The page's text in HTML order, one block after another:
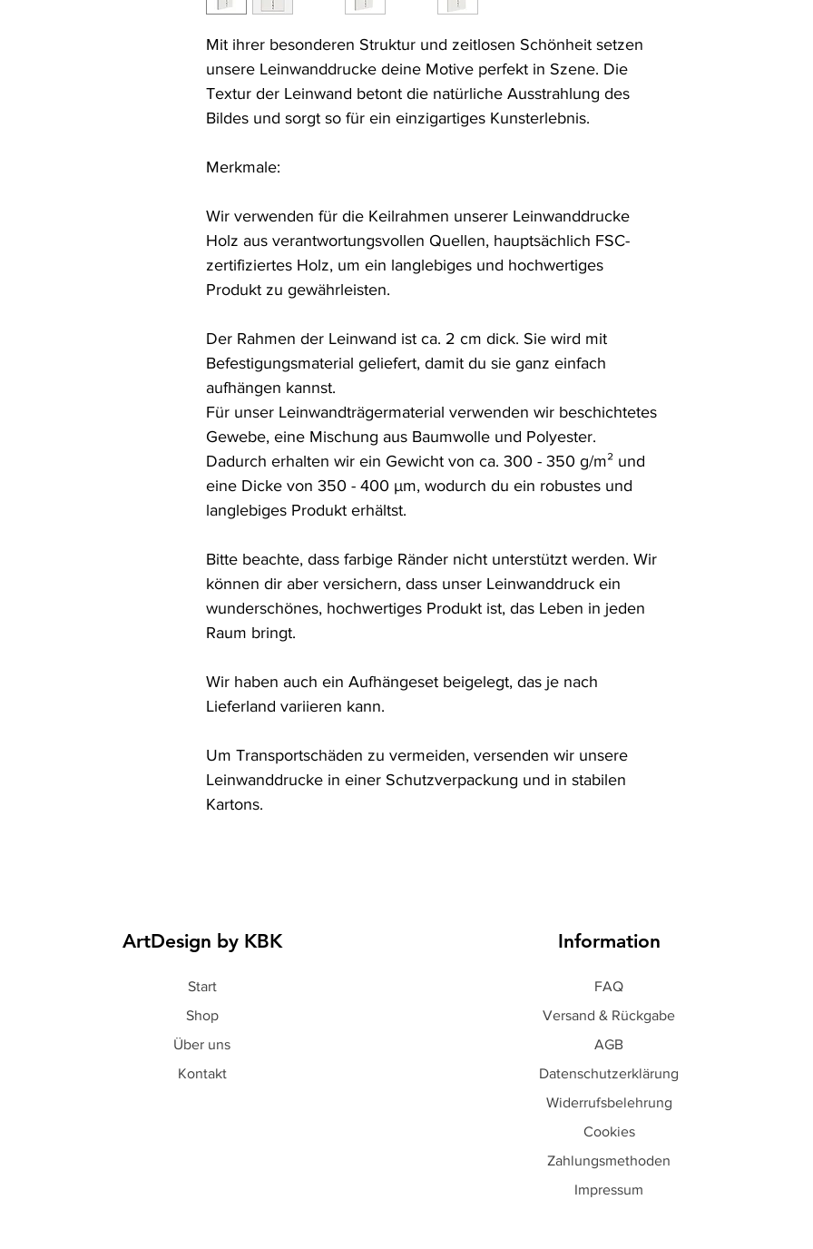
Mit ihrer besonderen Struktur und zeitlosen Schönheit setzen
unsere Leinwanddrucke deine Motive perfekt in Szene. Die
Textur der Leinwand betont die natürliche Ausstrahlung des
Bildes und sorgt so für ein einzigartiges Kunsterlebnis.
Merkmale:
Wir verwenden für die Keilrahmen unserer Leinwanddrucke
Holz aus verantwortungsvollen Quellen, hauptsächlich FSC-
zertifiziertes Holz, um ein langlebiges und hochwertiges
Produkt zu gewährleisten.
Der Rahmen der Leinwand ist ca. 2 cm dick. Sie wird mit
Befestigungsmaterial geliefert, damit du sie ganz einfach
aufhängen kannst.
Für unser Leinwandträgermaterial verwenden wir beschichtetes
Gewebe, eine Mischung aus Baumwolle und Polyester.
Dadurch erhalten wir ein Gewicht von ca. 300 - 350 g/m² und
eine Dicke von 350 - 400 µm, wodurch du ein robustes und
langlebiges Produkt erhältst.
Bitte beachte, dass farbige Ränder nicht unterstützt werden. Wir
können dir aber versichern, dass unser Leinwanddruck ein
wunderschönes, hochwertiges Produkt ist, das Leben in jeden
Raum bringt.
Wir haben auch ein Aufhängeset beigelegt, das je nach
Lieferland variieren kann.
Um Transportschäden zu vermeiden, versenden wir unsere
Leinwanddrucke in einer Schutzverpackung und in stabilen
Kartons.
ArtDesign by KBK
Start
Shop
Über uns
Kontakt
Information
FAQ
Versand & Rückgabe
AGB
Datenschutzerklärung
Widerrufsbelehrung
Cookies
Zahlungsmethoden
Impressum